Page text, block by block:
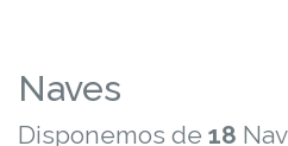
Naves
Disponemos de 18